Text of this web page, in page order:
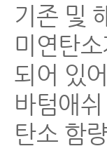
기존 및
미연탄
되어 있
바텀애
탄소 함